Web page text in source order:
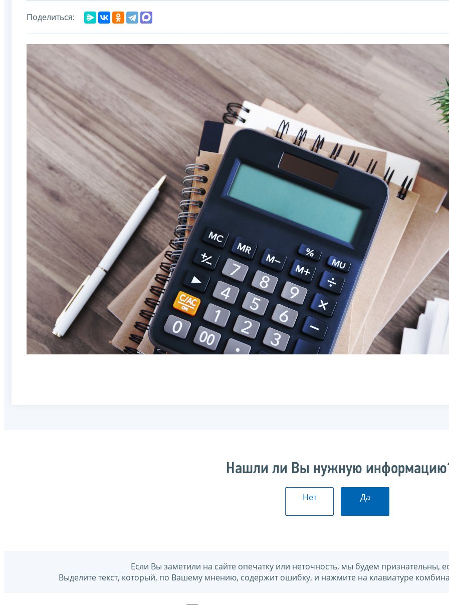
Поделиться:
Нашли ли Вы нужную
Нет Да
Если Вы заметили на сайте опечатку или неточность, мы будем признательны,
Выделите текст, который, по Вашему мнению, содержит ошибку, и нажмите на клавиатуре